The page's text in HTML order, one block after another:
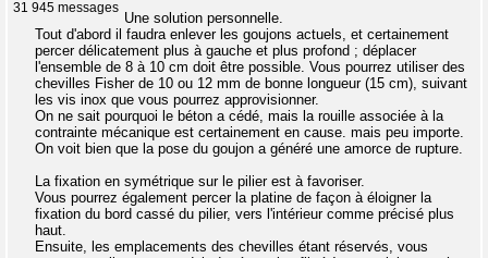
31 945 messages
Une solution personnelle.
Tout d'abord il faudra enlever les goujons actuels, et certainement
percer délicatement plus à gauche et plus profond ; déplacer
l'ensemble de 8 à 10 cm doit être possible. Vous pourrez utiliser des
chevilles Fisher de 10 ou 12 mm de bonne longueur (15 cm), suivant
les vis inox que vous pourrez approvisionner.
On ne sait pourquoi le béton a cédé, mais la rouille associée à la
contrainte mécanique est certainement en cause. mais peu importe.
On voit bien que la pose du goujon a généré une amorce de rupture.
La fixation en symétrique sur le pilier est à favoriser.
Vous pourrez également percer la platine de façon à éloigner la
fixation du bord cassé du pilier, vers l'intérieur comme précisé plus
haut.
Ensuite, les emplacements des chevilles étant réservés, vous